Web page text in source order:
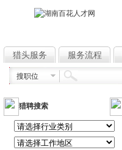
猎头服务 服务流程
搜职位
猎聘搜索